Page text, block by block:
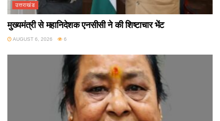
उत्तराखंड
मुख्यमंत्री से महानिदेशक एनसीसी ने की शिष्टाचार भेंट
AUGUST 6, 2026 6